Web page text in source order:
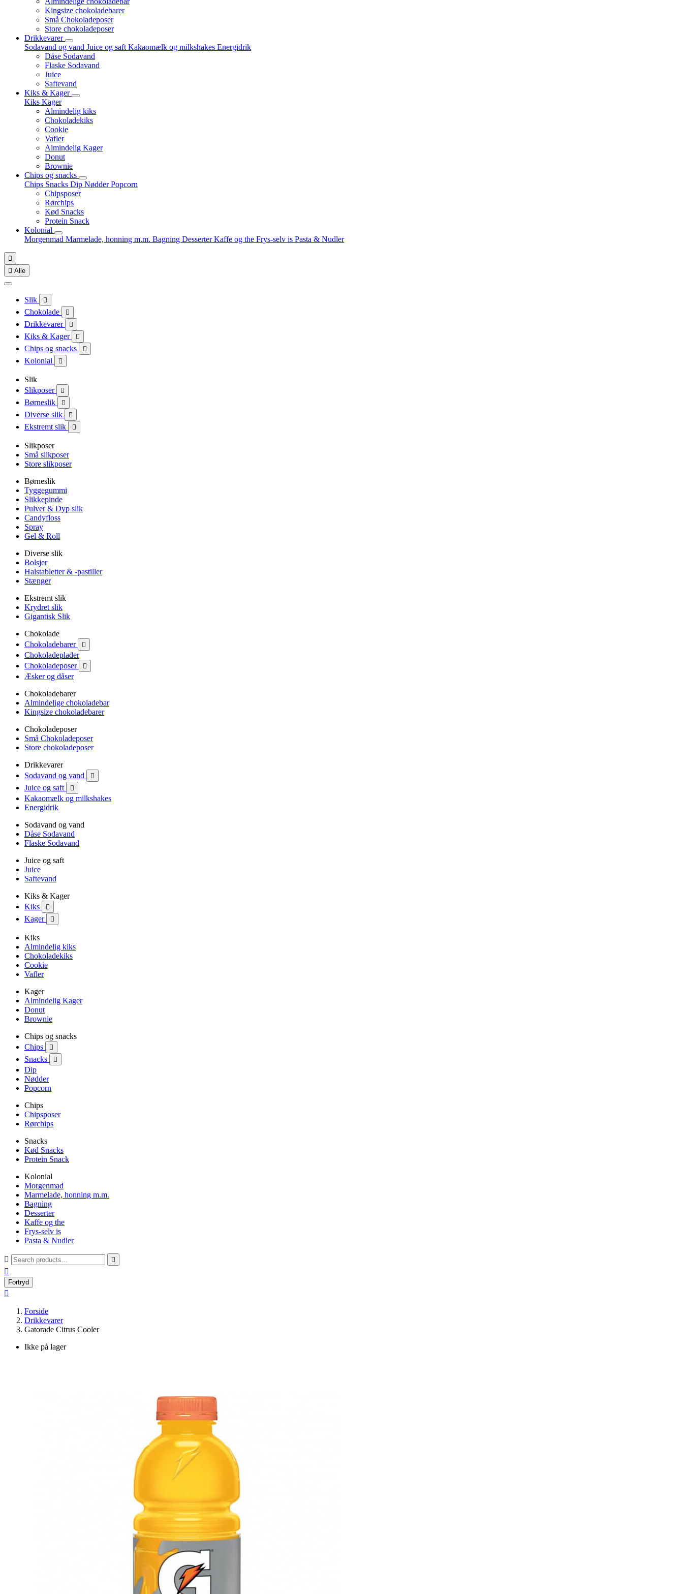
Kingsize chokoladebarer
Små Chokoladeposer
Store chokoladeposer
Drikkevarer
Sodavand og vand Juice og saft Kakaomælk og milkshakes Energidrik
Dåse Sodavand
Flaske Sodavand
Juice
Saftevand
Kiks & Kager
Kiks Kager
Almindelig kiks
Chokoladekiks
Cookie
Vafler
Almindelig Kager
Donut
Brownie
Chips og snacks
Chips Snacks Dip NødderPopcorn
Chipsposer
Rørchips
Kød Snacks
Protein Snack
Kolonial
Morgenmad Marmelade, honning m.m. Bagning DesserterKaffe og the Frys-selv is Pasta & Nudler

 Alle
Slik 
Chokolade 
Drikkevarer 
Kiks & Kager 
Chips og snacks 
Kolonial 
Slik
Slikposer

Børneslik 
Diverse slik 
Ekstremt slik 
Slikposer
Små slikposer
Store slikposer
Børneslik
Tyggegummi
Slikkepinde
Pulver & Dyp slik
Candyfloss
Spray
Gel & Roll
Diverse slik
Bolsjer
Halstabletter & -pastiller
Stænger
Ekstremt slik
Krydret slik
Gigantisk Slik
Chokolade
Chokoladebarer

Chokoladeplader
Chokoladeposer

Æsker og dåser
Chokoladebarer
Almindelige chokoladebar
Kingsize chokoladebarer
Chokoladeposer
Små Chokoladeposer
Store chokoladeposer
Drikkevarer
Sodavand og vand

Juice og saft 
Kakaomælk og milkshakes
Energidrik
Sodavand og vand
Dåse Sodavand
Flaske Sodavand
Juice og saft
Juice
Saftevand
Kiks & Kager
Kiks

Kager 
Kiks
Almindelig kiks
Chokoladekiks
Cookie
Vafler
Kager
Almindelig Kager
Donut
Brownie
Chips og snacks
Chips

Snacks 
Dip
Nødder
Popcorn
Chips
Chipsposer
Rørchips
Snacks
Kød Snacks
Protein Snack
Kolonial
Morgenmad
Marmelade, honning m.m.
Bagning
Desserter
Kaffe og the
Frys-selv is
Pasta & Nudler
 

Fortryd

Forside
Drikkevarer
Gatorade Citrus Cooler
Ikke på lager